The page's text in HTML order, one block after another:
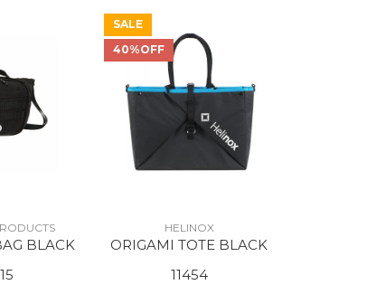
BLACK
SALE
40%OFF
HELINOX
ORIGAMI TOTE BLACK
11454